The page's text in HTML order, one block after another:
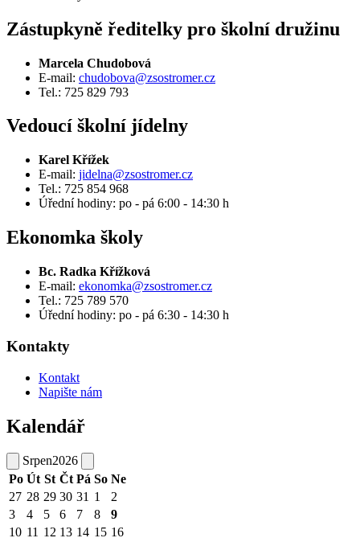
Zástupkyně ředitelky pro školní družinu
Marcela Chudobová
E-mail: chudobova@zsostromer.cz
Tel.: 725 829 793
Vedoucí školní jídelny
Karel Křížek
E-mail: jidelna@zsostromer.cz
Tel.: 725 854 968
Úřední hodiny: po - pá 6:00 - 14:30 h
Ekonomka školy
Bc. Radka Křížková
E-mail: ekonomka@zsostromer.cz
Tel.: 725 789 570
Úřední hodiny: po - pá 6:30 - 14:30 h
Kontakty
Kontakt
Napište nám
Kalendář
Srpen2026
Po Út St Čt Pá So Ne
27 28 29 30 31 1
2
3
4 5 6 7 8
9
10 11 12 13 14 15 16